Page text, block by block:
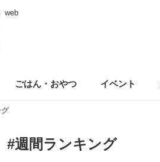
web
ごはん・おやつ イベント
#週間ランキング